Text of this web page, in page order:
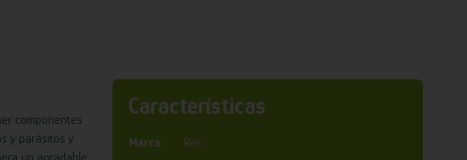
componentes
y parásitos y
Características
Marca:
Rex